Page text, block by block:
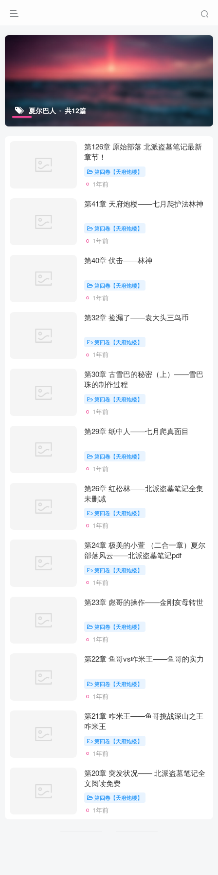
夏尔巴人 共12篇
第126章 原始部落 北派盗墓笔记最新
章节！
第四卷【天府炮楼】
1年前
第41章 天府炮楼——七月爬护法林神
第四卷【天府炮楼】
1年前
第40章 伏击——林神
第四卷【天府炮楼】
1年前
第32章 捡漏了——袁大头三鸟币
第四卷【天府炮楼】
1年前
第30章 古雪巴的秘密（上）——雪巴
珠的制作过程
第四卷【天府炮楼】
1年前
第29章 纸中人——七月爬真面目
第四卷【天府炮楼】
1年前
第26章 红松林——北派盗墓笔记全集
未删减
第四卷【天府炮楼】
1年前
第24章 极美的小萱 （二合一章）夏尔
部落风云——北派盗墓笔记pdf
第四卷【天府炮楼】
1年前
第23章 彪哥的操作——金刚亥母转世
第四卷【天府炮楼】
1年前
第22章 鱼哥vs咋米王——鱼哥的实力
第四卷【天府炮楼】
1年前
第21章 咋米王——鱼哥挑战深山之王
咋米王
第四卷【天府炮楼】
1年前
第20章 突发状况—— 北派盗墓笔记全
文阅读免费
第四卷【天府炮楼】
1年前